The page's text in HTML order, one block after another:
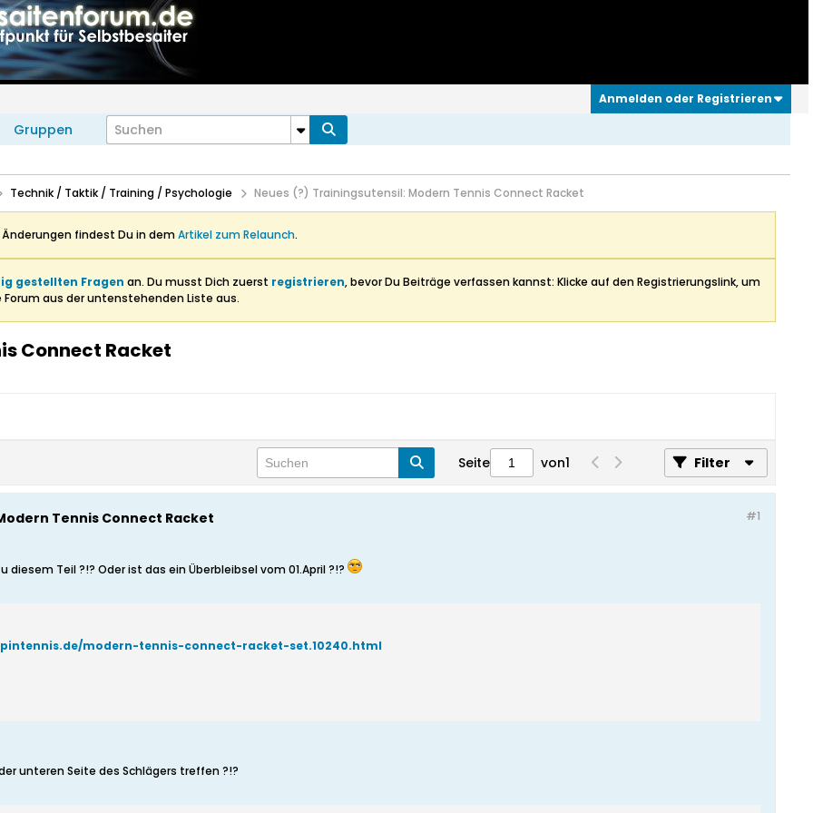
Anmelden oder Registrieren
Gruppen
Technik / Taktik / Training / Psychologie Neues (?) Trainingsutensil: Modern Tennis Connect Racket
findest Du in demArtikel zum Relaunch.
gestellten Fragen an. Du musst Dich zuerst registrieren, bevor Du Beiträge verfassen kannst: Klicke auf den Registrierungslink, um
aus der untenstehenden Liste aus.
Connect Racket
Seite von1 Filter
#1
Tennis Connect Racket
Teil ?!? Oder ist das ein Überbleibsel vom 01.April ?!?
modern-tennis-connect-racket-set.10240.html
unteren Seite des Schlägers treffen ?!?